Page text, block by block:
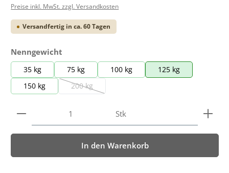
Preise inkl. MwSt. zzgl. Versandkosten
Versandfertig in ca. 60 Tagen
Nenngewicht
35 kg 75 kg 100 kg
125 kg
150 kg
200 kg
(Diese Option ist zurzeit nicht verfügbar.)
Produkt Anzahl: Gib den gewünschten Wert ein
Stk
In den Warenkorb